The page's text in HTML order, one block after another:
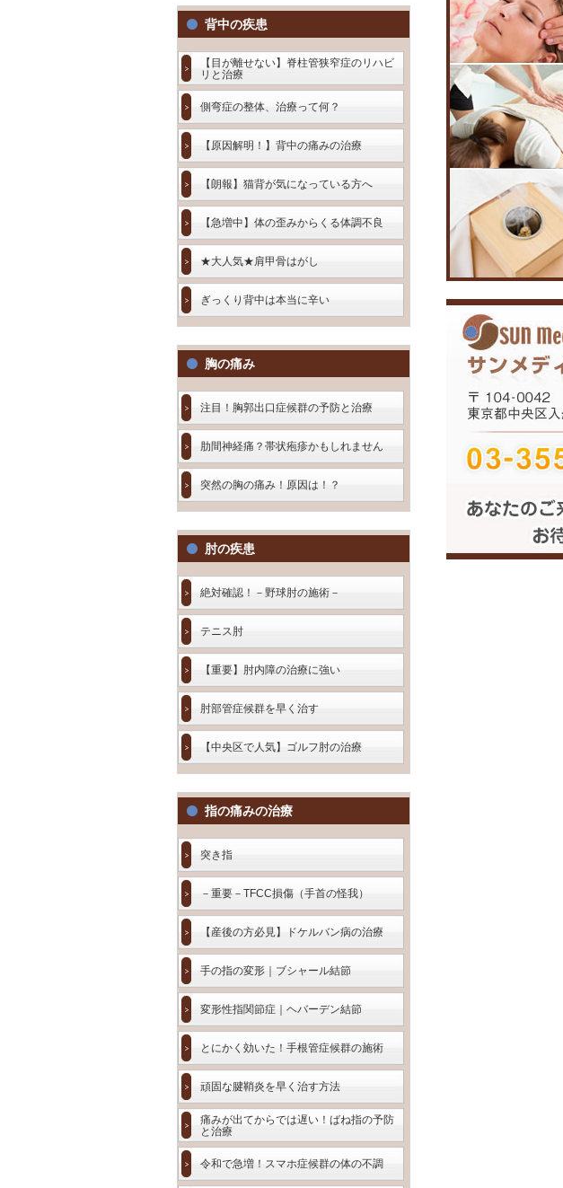
背中の疾患
【目が離せない】脊柱管狭窄症のリハビ
リと治療
側弯症の整体、治療って何？
【原因解明！】背中の痛みの治療
【朗報】猫背が気になっている方へ
【急増中】体の歪みからくる体調不良
★大人気★肩甲骨はがし
ぎっくり背中は本当に辛い
胸の痛み
注目！胸郭出口症候群の予防と治療
肋間神経痛？帯状疱疹かもしれません
突然の胸の痛み！原因は！？
肘の疾患
絶対確認！－野球肘の施術－
テニス肘
【重要】肘内障の治療に強い
肘部管症候群を早く治す
【中央区で人気】ゴルフ肘の治療
指の痛みの治療
突き指
－重要－TFCC損傷（手首の怪我）
【産後の方必見】ドケルバン病の治療
手の指の変形｜ブシャール結節
変形性指関節症｜ヘバーデン結節
とにかく効いた！手根管症候群の施術
頑固な腱鞘炎を早く治す方法
痛みが出てからでは遅い！ばね指の予防
と治療
令和で急増！スマホ症候群の体の不調